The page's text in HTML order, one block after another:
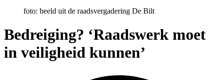
foto: beeld uit de raadsvergadering De Bilt
Bedreiging? ‘Raadswerk moet
in veiligheid kunnen’